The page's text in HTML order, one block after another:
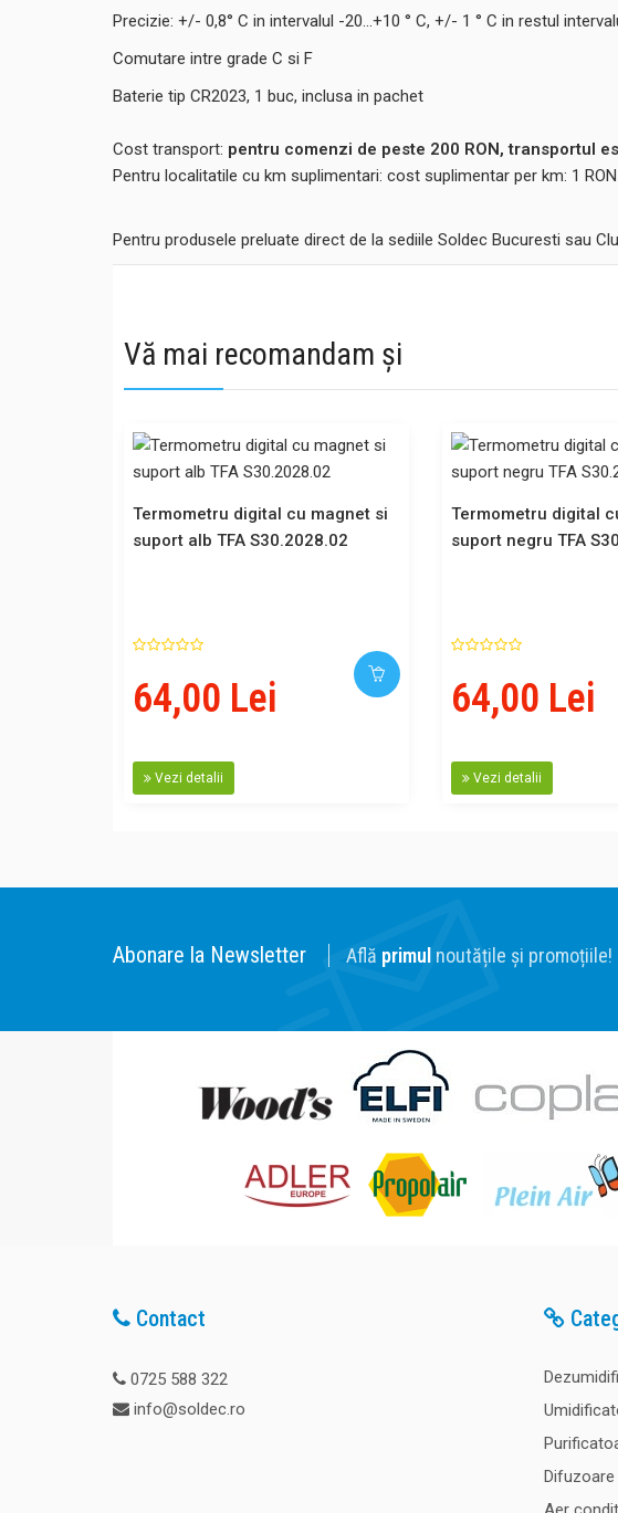
Precizie: +/- 0,8° C in intervalul -20...+10 ° C, +/- 1 ° C in restul
Comutare intre grade C si F
Baterie tip CR2023, 1 buc, inclusa in pachet
Cost transport: pentru comenzi de peste 200 RON, transportul
Pentru localitatile cu km suplimentari: cost suplimentar per km: 1
Pentru produsele preluate direct de la sediile Soldec Bucuresti sau
Vă mai recomandam și
Termometru digital cu magnet si
suport alb TFA S30.2028.02
64,00 Lei
Vezi detalii
Termometru digital
suport negru TFA
64,00 Lei
Vezi detalii
Abonare la Newsletter Află primul noutățile și promoțiile!
Contact
0725 588 322
info@soldec.ro